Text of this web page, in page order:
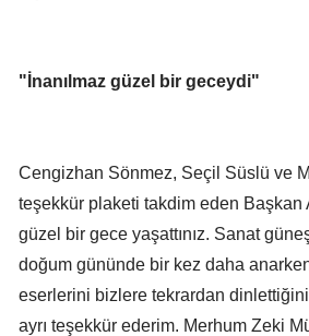
"İnanılmaz güzel bir geceydi"
Cengizhan Sönmez, Seçil Süslü ve
teşekkür plaketi takdim eden Başkan
güzel bir gece yaşattınız. Sanat
doğum gününde bir kez daha
eserlerini bizlere tekrardan
ayrı teşekkür ederim. Merhum Zeki